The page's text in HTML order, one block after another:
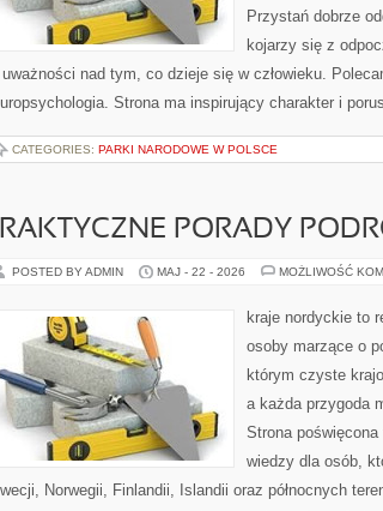
Przystań dobrze
kojarzy się z
nad tym, co dzieje się w człowieku.
Strona ma inspirujący charakter i
CATEGORIES: PARKI NARODOWE W POLSCE
PORADY
POSTED BY ADMIN MAJ - 22 - 2026 MOŻLIWOŚĆ
kraje nordyckie to
osoby marzące o
którym czyste
a każda przygoda
Strona
wiedzy dla osób,
Norwegii, Finlandii, Islandii oraz północnych